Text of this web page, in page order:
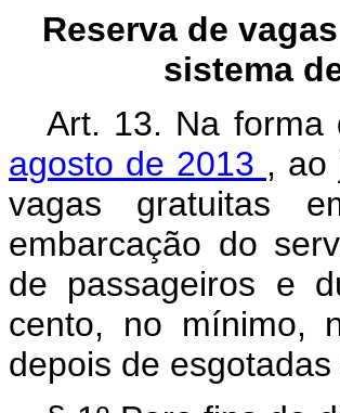
Reserva de
sistema
Art. 13. Na
agosto de 2013 , ao
vagas gratuitas
embarcação do
de passageiros e
cento, no mínimo,
depois de